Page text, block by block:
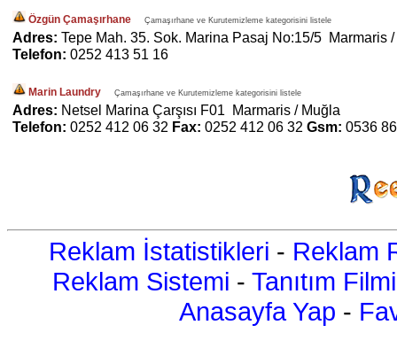
Özgün Çamaşırhane Çamaşırhane ve Kurutemizleme kategorisini listele
Adres: Tepe Mah. 35. Sok. Marina Pasaj No:15/5 Marmaris
Telefon: 0252 413 51 16
Marin Laundry Çamaşırhane ve Kurutemizleme kategorisini listele
Adres: Netsel Marina Çarşısı F01 Marmaris / Muğla
Telefon: 0252 412 06 32 Fax: 0252 412 06 32 Gsm: 0536
Reklam İstatistikleri - Reklam
Reklam Sistemi - Tanıtım Filmi
Anasayfa Yap -